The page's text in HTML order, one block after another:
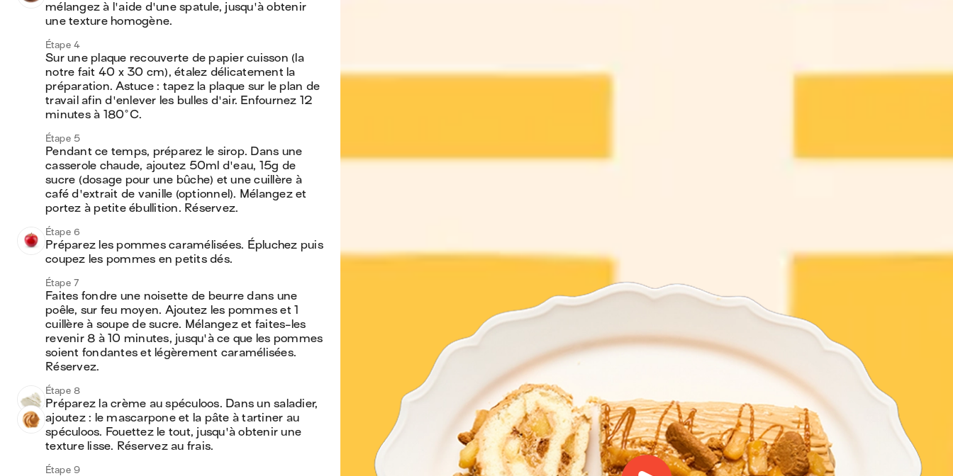
mélangez à l'aide d'une spatule, jusqu'à obtenir
une texture homogène.
Étape 4
Sur une plaque recouverte de papier cuisson (la
notre fait 40 x 30 cm), étalez délicatement la
préparation. Astuce : tapez la plaque sur le plan de
travail afin d'enlever les bulles d'air. Enfournez 12
minutes à 180°C.
Étape 5
Pendant ce temps, préparez le sirop. Dans une
casserole chaude, ajoutez 50ml d'eau, 15g de
sucre (dosage pour une bûche) et une cuillère à
café d'extrait de vanille (optionnel). Mélangez et
portez à petite ébullition. Réservez.
Étape 6
Préparez les pommes caramélisées. Épluchez puis
coupez les pommes en petits dés.
Étape 7
Faites fondre une noisette de beurre dans une
poêle, sur feu moyen. Ajoutez les pommes et 1
cuillère à soupe de sucre. Mélangez et faites-les
revenir 8 à 10 minutes, jusqu'à ce que les pommes
soient fondantes et légèrement caramélisées.
Réservez.
Étape 8
Préparez la crème au spéculoos. Dans un saladier,
ajoutez : le mascarpone et la pâte à tartiner au
spéculoos. Fouettez le tout, jusqu'à obtenir une
texture lisse. Réservez au frais.
Étape 9